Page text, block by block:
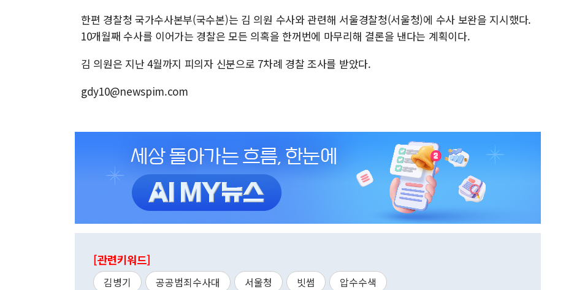
한편 경찰청 국가수사본부(국수본)는 김 의원 수사와 관련해 서울경찰청(서울청)에 수사 보완을 지시했다.
10개월째 수사를 이어가는 경찰은 모든 의혹을 한꺼번에 마무리해 결론을 낸다는 계획이다.
김 의원은 지난 4월까지 피의자 신분으로 7차례 경찰 조사를 받았다.
gdy10@newspim.com
[관련키워드]
김병기 공공범죄수사대 서울청 빗썸 압수수색